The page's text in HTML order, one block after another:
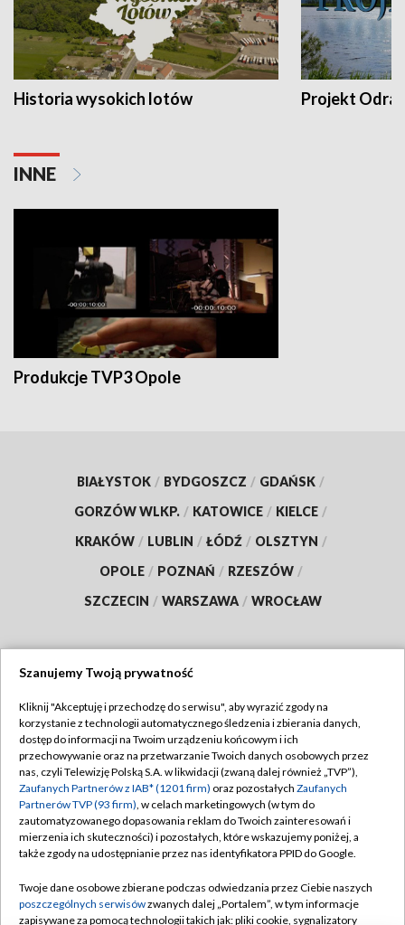
Historia wysokich lotów Projekt Odra
INNE
Produkcje TVP3 Opole
BIAŁYSTOK / BYDGOSZCZ / GDAŃSK /
GORZÓW WLKP. / KATOWICE / KIELCE /
KRAKÓW / LUBLIN / ŁÓDŹ / OLSZTYN /
OPOLE / POZNAŃ / RZESZÓW /
SZCZECIN / WARSZAWA / WROCŁAW
TVP
Abonament TVP
Emisja w TVP
Centrum informacji TVP
Naziemna Telewizja Cyfrowa
Rada Programowa
Regulamin TVP
Polityka prywatności
Moje zgody
Pomoc
Kontakt
Szanujemy Twoją prywatność
Kliknij "Akceptuję i przechodzę do serwisu", aby wyrazić zgody na
korzystanie z technologii automatycznego śledzenia i zbierania danych,
dostęp do informacji na Twoim urządzeniu końcowym i ich
przechowywanie oraz na przetwarzanie Twoich danych osobowych przez
nas, czyli Telewizję Polską S.A. w likwidacji (zwaną dalej również „TVP”),
Zaufanych Partnerów z IAB* (1201 firm) oraz pozostałych Zaufanych
Partnerów TVP (93 firm), w celach marketingowych (w tym do
zautomatyzowanego dopasowania reklam do Twoich zainteresowań i
mierzenia ich skuteczności) i pozostałych, które wskazujemy poniżej, a
także zgody na udostępnianie przez nas identyfikatora PPID do Google.
Twoje dane osobowe zbierane podczas odwiedzania przez Ciebie naszych
poszczególnych serwisówzwanych dalej „Portalem”, w tym informacje
zapisywane za pomocą technologii takich jak: pliki cookie, sygnalizatory